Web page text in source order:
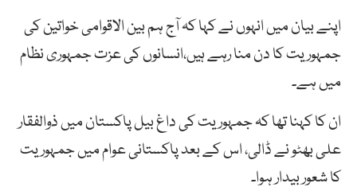
اپنے بیان میں انہوں نے کہا کہ آج ہم بین الاقوامی خواتین کی
جمہوریت کا دن منا رہے ہیں،انسانوں کی عزت جمہوری نظام
میں ہے۔
ان کا کہنا تھا کہ جمہوریت کی داغ بیل پاکستان میں ذوالفقار
علی بھٹو نے ڈالی، اس کے بعد پاکستانی عوام میں جمہوریت
کا شعور بیدار ہوا۔